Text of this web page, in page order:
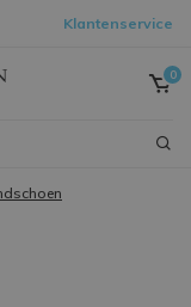
Klantenservice
0